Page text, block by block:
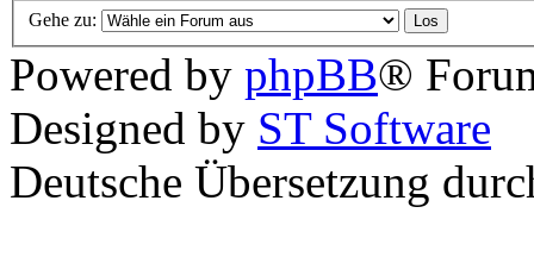
Gehe zu:
Powered by phpBB®
Designed by ST Software
Deutsche Übersetzung